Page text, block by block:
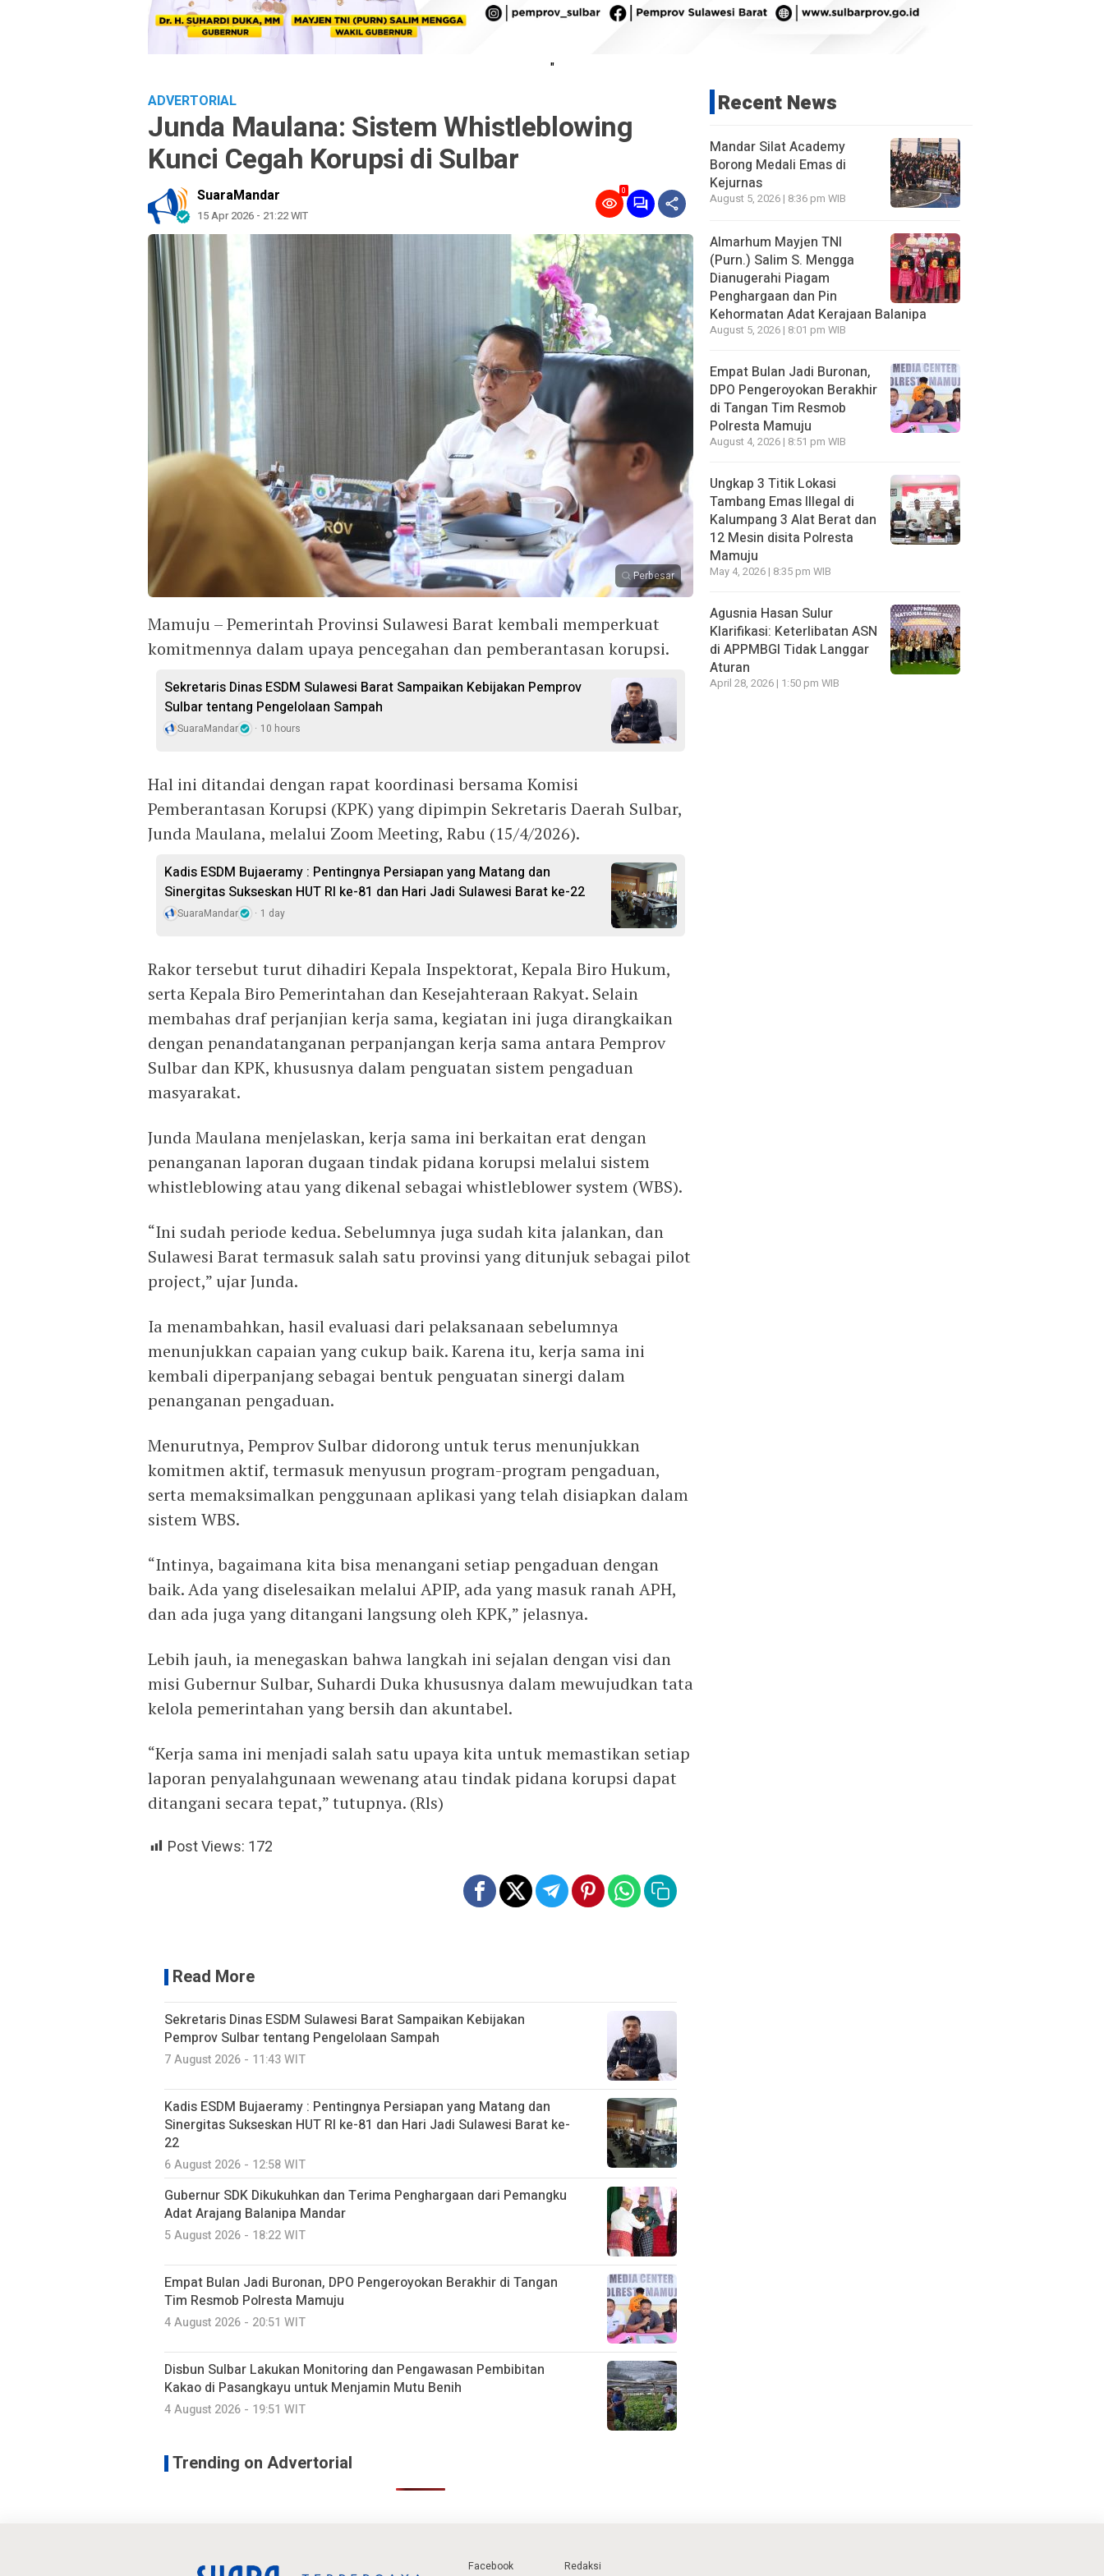
"
ADVERTORIAL
Junda Maulana: Sistem Whistleblowing
Kunci Cegah Korupsi di Sulbar
SuaraMandar
15 Apr 2026 - 21:22 WIT
0
Perbesar
Mamuju – Pemerintah Provinsi Sulawesi Barat kembali memperkuat
komitmennya dalam upaya pencegahan dan pemberantasan korupsi.
Sekretaris Dinas ESDM Sulawesi Barat Sampaikan Kebijakan Pemprov
Sulbar tentang Pengelolaan Sampah
SuaraMandar 10 hours
Hal ini ditandai dengan rapat koordinasi bersama Komisi
Pemberantasan Korupsi (KPK) yang dipimpin Sekretaris Daerah Sulbar,
Junda Maulana, melalui Zoom Meeting, Rabu (15/4/2026).
Kadis ESDM Bujaeramy : Pentingnya Persiapan yang Matang dan
Sinergitas Sukseskan HUT RI ke-81 dan Hari Jadi Sulawesi Barat ke-22
SuaraMandar 1 day
Rakor tersebut turut dihadiri Kepala Inspektorat, Kepala Biro Hukum,
serta Kepala Biro Pemerintahan dan Kesejahteraan Rakyat. Selain
membahas draf perjanjian kerja sama, kegiatan ini juga dirangkaikan
dengan penandatanganan perpanjangan kerja sama antara Pemprov
Sulbar dan KPK, khususnya dalam penguatan sistem pengaduan
masyarakat.
Junda Maulana menjelaskan, kerja sama ini berkaitan erat dengan
penanganan laporan dugaan tindak pidana korupsi melalui sistem
whistleblowing atau yang dikenal sebagai whistleblower system (WBS).
“Ini sudah periode kedua. Sebelumnya juga sudah kita jalankan, dan
Sulawesi Barat termasuk salah satu provinsi yang ditunjuk sebagai pilot
project,” ujar Junda.
Ia menambahkan, hasil evaluasi dari pelaksanaan sebelumnya
menunjukkan capaian yang cukup baik. Karena itu, kerja sama ini
kembali diperpanjang sebagai bentuk penguatan sinergi dalam
penanganan pengaduan.
Menurutnya, Pemprov Sulbar didorong untuk terus menunjukkan
komitmen aktif, termasuk menyusun program-program pengaduan,
serta memaksimalkan penggunaan aplikasi yang telah disiapkan dalam
sistem WBS.
“Intinya, bagaimana kita bisa menangani setiap pengaduan dengan
baik. Ada yang diselesaikan melalui APIP, ada yang masuk ranah APH,
dan ada juga yang ditangani langsung oleh KPK,” jelasnya.
Lebih jauh, ia menegaskan bahwa langkah ini sejalan dengan visi dan
misi Gubernur Sulbar, Suhardi Duka khususnya dalam mewujudkan tata
kelola pemerintahan yang bersih dan akuntabel.
“Kerja sama ini menjadi salah satu upaya kita untuk memastikan setiap
laporan penyalahgunaan wewenang atau tindak pidana korupsi dapat
ditangani secara tepat,” tutupnya. (Rls)
Post Views: 172
Read More
Sekretaris Dinas ESDM Sulawesi Barat Sampaikan Kebijakan
Pemprov Sulbar tentang Pengelolaan Sampah
7 August 2026 - 11:43 WIT
Kadis ESDM Bujaeramy : Pentingnya Persiapan yang Matang dan
Sinergitas Sukseskan HUT RI ke-81 dan Hari Jadi Sulawesi Barat ke-
22
6 August 2026 - 12:58 WIT
Gubernur SDK Dikukuhkan dan Terima Penghargaan dari Pemangku
Adat Arajang Balanipa Mandar
5 August 2026 - 18:22 WIT
Empat Bulan Jadi Buronan, DPO Pengeroyokan Berakhir di Tangan
Tim Resmob Polresta Mamuju
4 August 2026 - 20:51 WIT
Disbun Sulbar Lakukan Monitoring dan Pengawasan Pembibitan
Kakao di Pasangkayu untuk Menjamin Mutu Benih
4 August 2026 - 19:51 WIT
Trending on Advertorial
Recent News
Mandar Silat Academy
Borong Medali Emas di
Kejurnas
August 5, 2026 | 8:36 pm WIB
Almarhum Mayjen TNI
(Purn.) Salim S. Mengga
Dianugerahi Piagam
Penghargaan dan Pin
Kehormatan Adat Kerajaan Balanipa
August 5, 2026 | 8:01 pm WIB
Empat Bulan Jadi Buronan,
DPO Pengeroyokan Berakhir
di Tangan Tim Resmob
Polresta Mamuju
August 4, 2026 | 8:51 pm WIB
Ungkap 3 Titik Lokasi
Tambang Emas Illegal di
Kalumpang 3 Alat Berat dan
12 Mesin disita Polresta
Mamuju
May 4, 2026 | 8:35 pm WIB
Agusnia Hasan Sulur
Klarifikasi: Keterlibatan ASN
di APPMBGI Tidak Langgar
Aturan
April 28, 2026 | 1:50 pm WIB
Facebook Redaksi